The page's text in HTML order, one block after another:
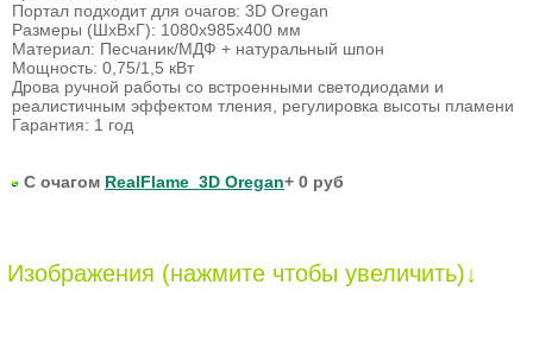
Портал подходит для очагов: 3D Oregan
Размеры (ШхВхГ): 1080х985х400 мм
Материал: Песчаник/МДФ + натуральный шпон
Мощность: 0,75/1,5 кВт
Дрова ручной работы со встроенными светодиодами и
реалистичным эффектом тления, регулировка высоты пламени
Гарантия: 1 год
С очагом RealFlame 3D Oregan+ 0 руб
Изображения (нажмите чтобы увеличить)↓